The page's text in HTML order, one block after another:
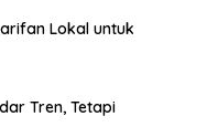
Lokal untuk
Tren, Tetapi